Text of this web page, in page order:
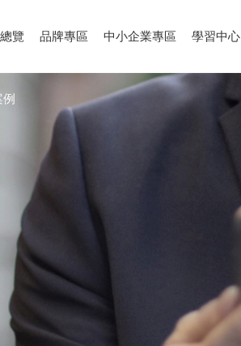
覽 品牌專區 中小企業專區 學習中心